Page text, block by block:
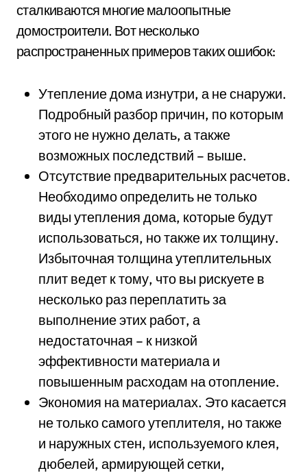
сталкиваются многие малоопытные
домостроители. Вот несколько
распространенных примеров таких ошибок:
Утепление дома изнутри, а не снаружи.
Подробный разбор причин, по которым
этого не нужно делать, а также
возможных последствий – выше.
Отсутствие предварительных расчетов.
Необходимо определить не только
виды утепления дома, которые будут
использоваться, но также их толщину.
Избыточная толщина утеплительных
плит ведет к тому, что вы рискуете в
несколько раз переплатить за
выполнение этих работ, а
недостаточная – к низкой
эффективности материала и
повышенным расходам на отопление.
Экономия на материалах. Это касается
не только самого утеплителя, но также
и наружных стен, используемого клея,
дюбелей, армирующей сетки,